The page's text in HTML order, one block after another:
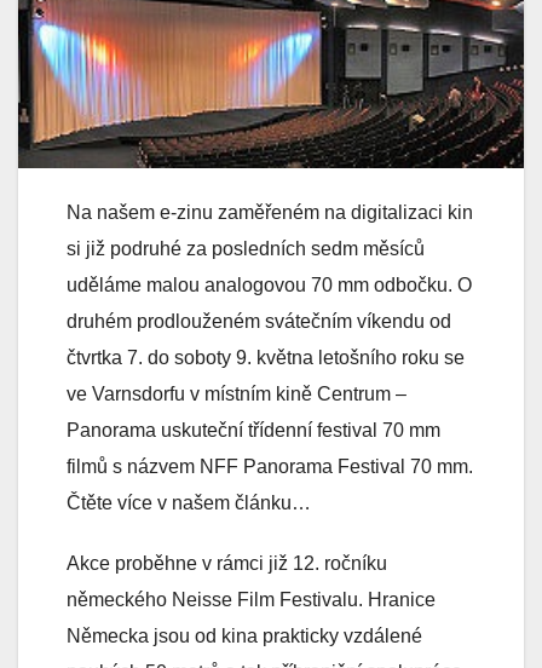
Na našem e-zinu zaměřeném na digitalizaci kin
si již podruhé za posledních sedm měsíců
uděláme malou analogovou 70 mm odbočku. O
druhém prodlouženém svátečním víkendu od
čtvrtka 7. do soboty 9. května letošního roku se
ve Varnsdorfu v místním kině Centrum –
Panorama uskuteční třídenní festival 70 mm
filmů s názvem NFF Panorama Festival 70 mm.
Čtěte více v našem článku…
Akce proběhne v rámci již 12. ročníku
německého Neisse Film Festivalu. Hranice
Německa jsou od kina prakticky vzdálené